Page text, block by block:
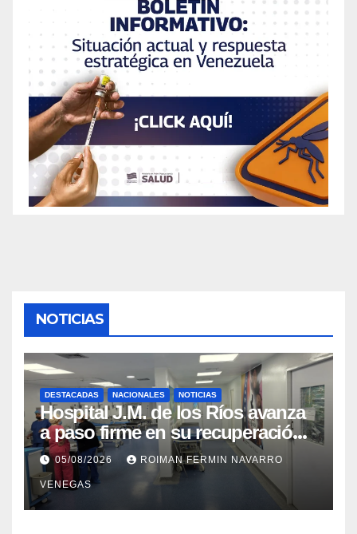
NOTICIAS
DESTACADAS NACIONALES NOTICIAS
Hospital J.M. de los Ríos avanza
a paso firme en su recuperación
tras los recientes eventos
sísmicos
05/08/2026 ROIMAN FERMIN NAVARRO
VENEGAS